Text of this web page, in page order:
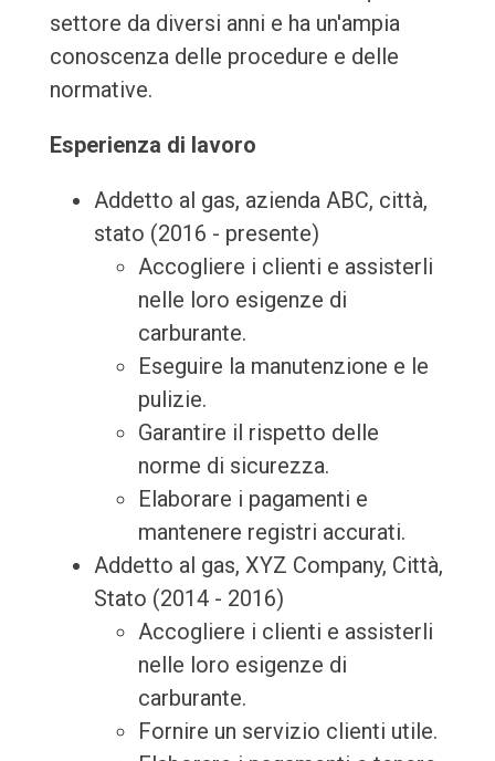
settore da diversi anni e ha un'ampia
conoscenza delle procedure e delle
normative.
Esperienza di lavoro
Addetto al gas, azienda ABC, città,
stato (2016 - presente)
Accogliere i clienti e assisterli
nelle loro esigenze di
carburante.
Eseguire la manutenzione e le
pulizie.
Garantire il rispetto delle
norme di sicurezza.
Elaborare i pagamenti e
mantenere registri accurati.
Addetto al gas, XYZ Company, Città,
Stato (2014 - 2016)
Accogliere i clienti e assisterli
nelle loro esigenze di
carburante.
Fornire un servizio clienti utile.